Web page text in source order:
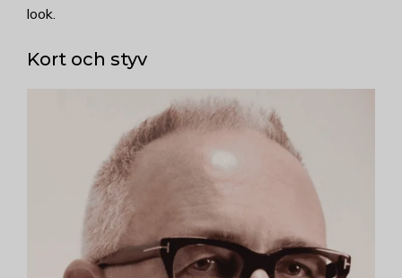
look.
Kort och styv